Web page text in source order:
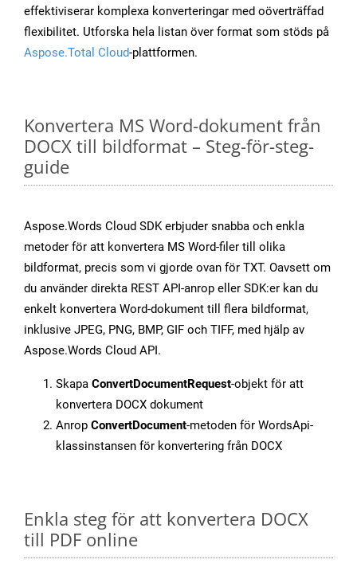
effektiviserar komplexa konverteringar med oöverträffad
flexibilitet. Utforska hela listan över format som stöds på
Aspose.Total Cloud-plattformen.
Konvertera MS Word-dokument från
DOCX till bildformat – Steg-för-steg-
guide
Aspose.Words Cloud SDK erbjuder snabba och enkla
metoder för att konvertera MS Word-filer till olika
bildformat, precis som vi gjorde ovan för TXT. Oavsett om
du använder direkta REST API-anrop eller SDK:er kan du
enkelt konvertera Word-dokument till flera bildformat,
inklusive JPEG, PNG, BMP, GIF och TIFF, med hjälp av
Aspose.Words Cloud API.
Skapa ConvertDocumentRequest-objekt för att
konvertera DOCX dokument
Anrop ConvertDocument-metoden för WordsApi-
klassinstansen för konvertering från DOCX
Enkla steg för att konvertera DOCX
till PDF online